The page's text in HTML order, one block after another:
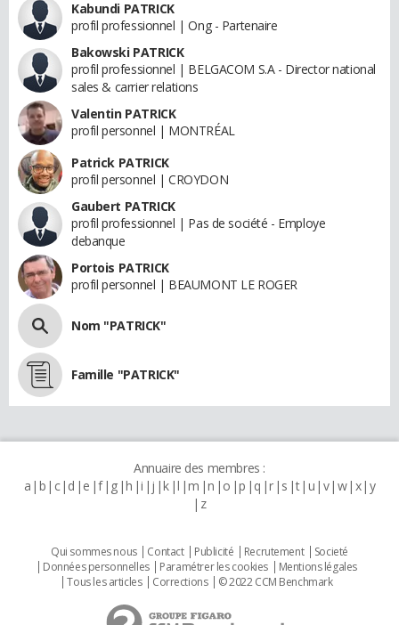
Kabundi PATRICK
profil professionnel | Ong - Partenaire
Bakowski PATRICK
profil professionnel | BELGACOM S.A - Director national
sales & carrier relations
Valentin PATRICK
profil personnel | MONTRÉAL
Patrick PATRICK
profil personnel | CROYDON
Gaubert PATRICK
profil professionnel | Pas de société - Employe
debanque
Portois PATRICK
profil personnel | BEAUMONT LE ROGER
Nom "PATRICK"
Famille "PATRICK"
Annuaire des membres :
a b c d e f g h i j k l m n o p q r s t u v w x y
z
Qui sommes nous Contact Publicité Recrutement
Societé
Données personnelles
Paramétrer les cookies
Mentions légales
Tous les articles
Corrections © 2022 CCM Benchmark